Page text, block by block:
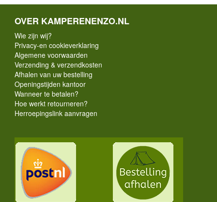
OVER KAMPERENENZO.NL
Wie zijn wij?
Privacy-en cookieverklaring
Algemene voorwaarden
Verzending & verzendkosten
Afhalen van uw bestelling
Openingstijden kantoor
Wanneer te betalen?
Hoe werkt retourneren?
Herroepingslink aanvragen